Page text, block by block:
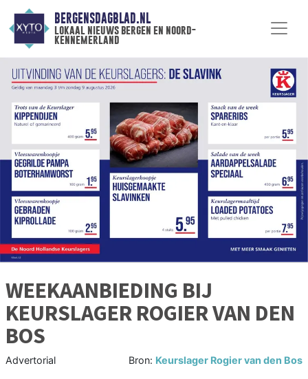
BERGENSDAGBLAD.NL
lokaal nieuws bergen en noord-
kennemerland
WEEKAANBIEDING BIJ
KEURSLAGER ROGIER VAN DEN
BOS
Advertorial Bron: Keurslager Rogier van den Bos